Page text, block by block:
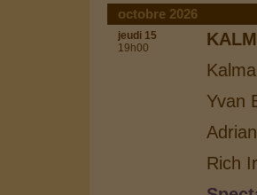
octobre 2026
jeudi 15
19h00
Yvan
Rich